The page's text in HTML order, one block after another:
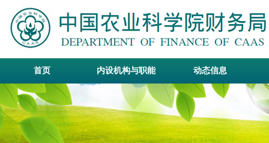
首页 内设机构与职能 动态信息